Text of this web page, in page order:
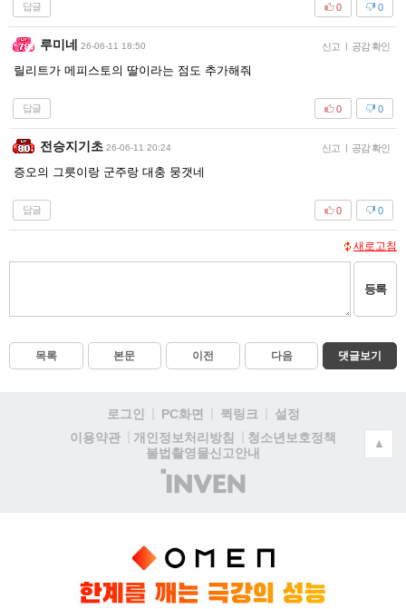
답글 0
0
루미네 26-06-11 18:50 신고 | 공감 확인
릴리트가 메피스토의 딸이라는 점도 추가해줘
답글 0
0
전승지기초 26-06-11 20:24 신고 | 공감 확인
증오의 그릇이랑 군주랑 대충 뭉갯네
답글 0
0
새로고침
등록
목록 본문 이전 다음 댓글보기
로그인 PC화면 퀵링크
설정
이용약관
개인정보처리방침
청소년보호정책
불법촬영물신고안내
(주)
인
▲